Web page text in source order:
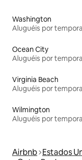
Washington
Aluguéis por
Ocean City
Aluguéis por
Virginia Beach
Aluguéis por
Wilmington
Aluguéis por
Airbnb Estados